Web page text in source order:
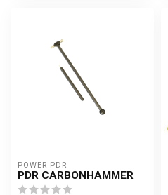
POWER PDR
PDR CARBONHAMMER